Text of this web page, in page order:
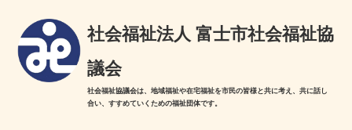
社会福祉法人 富士市社会福祉協
議会
社会福祉協議会は、地域福祉や在宅福祉を市民の皆様と共に考え、共に話し
合い、すすめていくための福祉団体です。